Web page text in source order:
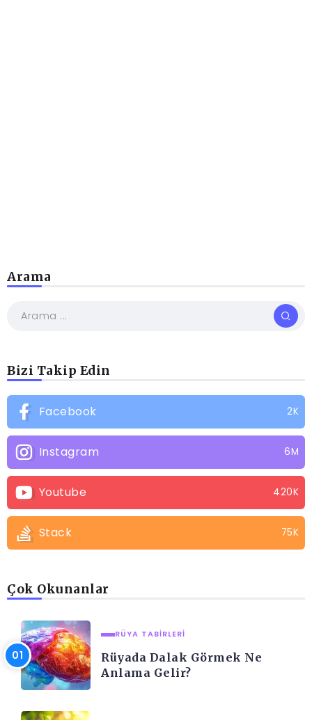
Arama
Bizi Takip Edin
Facebook 2K
Instagram 6M
Youtube 420K
Stack 75K
Çok Okunanlar
RÜYA TABIRLERI
Rüyada Dalak Görmek Ne
Anlama Gelir?